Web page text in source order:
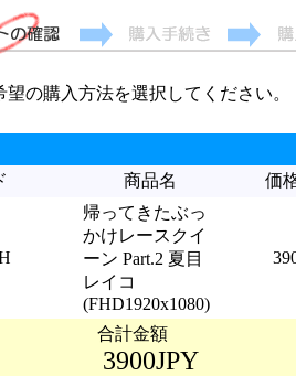
の購入方法を選択してください。
商品名 価
帰ってきたぶっ
かけレースクイ
ーン Part.2 夏目
レイコ
(FHD1920x1080)
合計金額
3900JPY